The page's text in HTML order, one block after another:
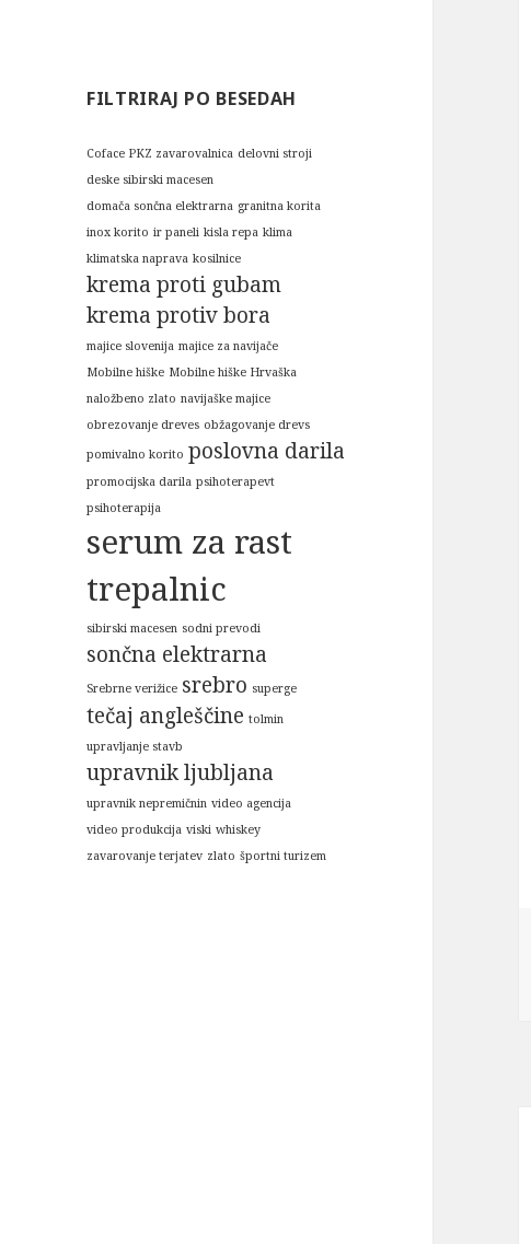
FILTRIRAJ PO BESEDAH
Coface PKZ zavarovalnica delovni stroji
deske sibirski macesen
domača sončna elektrarna granitna korita
inox korito ir paneli kisla repa klima
klimatska naprava kosilnice
krema proti gubam
krema protiv bora
majice slovenija majice za navijače
Mobilne hiške Mobilne hiške Hrvaška
naložbeno zlato navijaške majice
obrezovanje dreves obžagovanje drevs
pomivalno korito poslovna darila
promocijska darila psihoterapevt
psihoterapija
serum za rast
trepalnic
sibirski macesen sodni prevodi
sončna elektrarna
Srebrne verižice srebro superge
tečaj angleščine tolmin
upravljanje stavb
upravnik ljubljana
upravnik nepremičnin video agencija
video produkcija viski whiskey
zavarovanje terjatev zlato športni turizem